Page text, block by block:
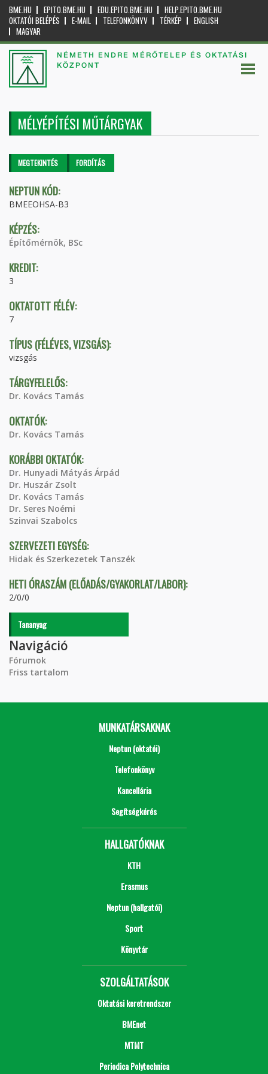
BME.HU EPITO.BME.HU EDU.EPITO.BME.HU
HELP.EPITO.BME.HU
OKTATÓI BELÉPÉS
E-MAIL TELEFONKÖNYV TÉRKÉP
ENGLISH
MAGYAR
NÉMETH ENDRE MÉRŐTELEP ÉS OKTATÁSI
KÖZPONT
MÉLYÉPÍTÉSI MŰTÁRGYAK
Elsődleges fülek
MEGTEKINTÉS (AKTÍVFORDÍTÁS
NEPTUN KÓD:
BMEEOHSA-B3
KÉPZÉS:
Építőmérnök, BSc
KREDIT:
3
OKTATOTT FÉLÉV:
7
TÍPUS (FÉLÉVES, VIZSGÁS):
vizsgás
TÁRGYFELELŐS:
Dr. Kovács Tamás
OKTATÓK:
Dr. Kovács Tamás
KORÁBBI OKTATÓK:
Dr. Hunyadi Mátyás Árpád
Dr. Huszár Zsolt
Dr. Kovács Tamás
Dr. Seres Noémi
Szinvai Szabolcs
SZERVEZETI EGYSÉG:
Hidak és Szerkezetek Tanszék
HETI ÓRASZÁM (ELŐADÁS/GYAKORLAT/LABOR):
2/0/0
Tananyag
Navigáció
Fórumok
Friss tartalom
MUNKATÁRSAKNAK
Neptun (oktatói)
Telefonkönyv
Kancellária
Segítségkérés
HALLGATÓKNAK
KTH
Erasmus
Neptun (hallgatói)
Sport
Könyvtár
SZOLGÁLTATÁSOK
Oktatási keretrendszer
BMEnet
MTMT
Periodica Polytechnica